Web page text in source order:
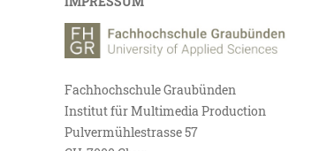
Fachhochschule Graubünden
Institut für Multimedia Production
Pulvermühlestrasse 57